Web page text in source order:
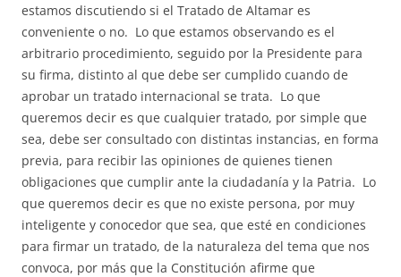
estamos discutiendo si el Tratado de Altamar es
conveniente o no. Lo que estamos observando es el
arbitrario procedimiento, seguido por la Presidente para
su firma, distinto al que debe ser cumplido cuando de
aprobar un tratado internacional se trata. Lo que
queremos decir es que cualquier tratado, por simple que
sea, debe ser consultado con distintas instancias, en forma
previa, para recibir las opiniones de quienes tienen
obligaciones que cumplir ante la ciudadanía y la Patria. Lo
que queremos decir es que no existe persona, por muy
inteligente y conocedor que sea, que esté en condiciones
para firmar un tratado, de la naturaleza del tema que nos
convoca, por más que la Constitución afirme que